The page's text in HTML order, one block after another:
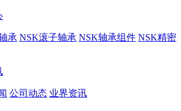
承 NSK滚子轴承 NSK轴承组件 NSK精密
公司动态 业界资讯